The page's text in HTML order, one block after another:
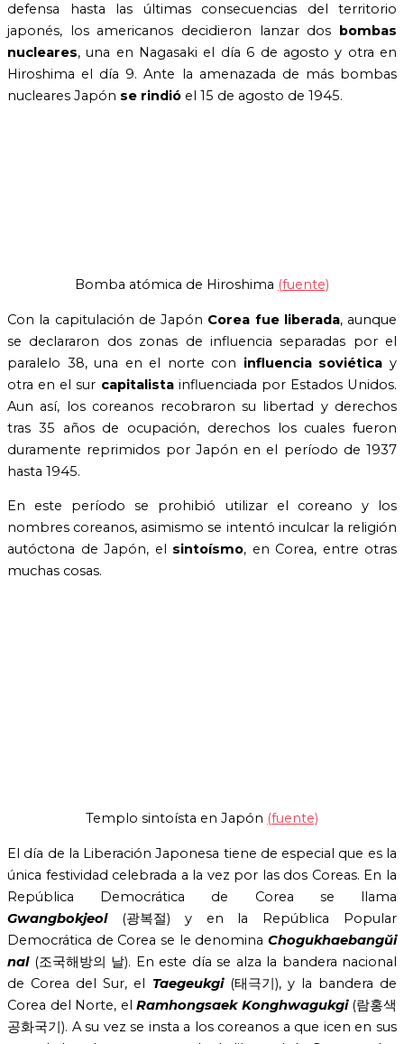
defensa hasta las últimas consecuencias del territorio
japonés, los americanos decidieron lanzar dos bombas
nucleares, una en Nagasaki el día 6 de agosto y otra en
Hiroshima el día 9. Ante la amenazada de más bombas
nucleares Japón se rindió el 15 de agosto de 1945.
Bomba atómica de Hiroshima (fuente)
Con la capitulación de Japón Corea fue liberada, aunque
se declararon dos zonas de influencia separadas por el
paralelo 38, una en el norte con influencia soviética y
otra en el sur capitalistainfluenciada por Estados Unidos.
Aun así, los coreanos recobraron su libertad y derechos
tras 35 años de ocupación, derechos los cuales fueron
duramente reprimidos por Japón en el período de 1937
hasta 1945.
En este período se prohibió utilizar el coreano y los
nombres coreanos, asimismo se intentó inculcar la religión
autóctona de Japón, el sintoísmo, en Corea, entre otras
muchas cosas.
Templo sintoísta en Japón (fuente)
El día de la Liberación Japonesa tiene de especial que es la
única festividad celebrada a la vez por las dos Coreas. En la
República Democrática de Corea se llama
Gwangbokjeol
(광복절) y en la República Popular
Democrática de Corea se le denomina Chogukhaebangŭi
nal(조국해방의 날). En este día se alza la bandera nacional
de Corea del Sur, el Taegeukgi(태극기), y la bandera de
Corea del Norte, el Ramhongsaek Konghwagukgi(람홍색
공화국기). A su vez se insta a los coreanos a que icen en sus